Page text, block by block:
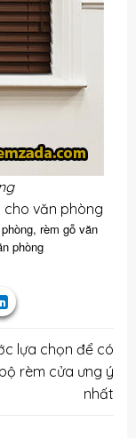
văn phòng
rèm gỗ văn
phòng
lựa chọn để có
rèm cửa ưng ý
nhất